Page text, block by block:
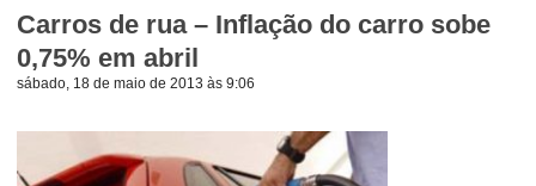
Carros de rua – Inflação do carro sobe
0,75% em abril
sábado, 18 de maio de 2013 às 9:06